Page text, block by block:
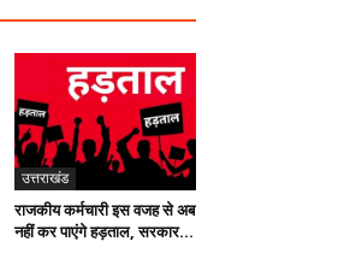
उत्तराखंड
राजकीय कर्मचारी इस वजह से अब
नहीं कर पाएंगे हड़ताल, सरकार...